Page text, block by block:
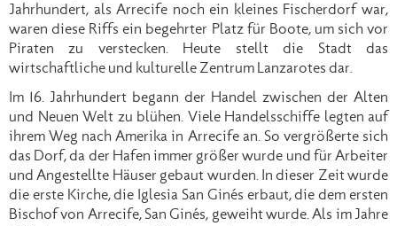
Jahrhundert, als Arrecife noch ein kleines Fischerdorf war,
waren diese Riffs ein begehrter Platz für Boote, um sich vor
Piraten zu verstecken. Heute stellt die Stadt das
wirtschaftliche und kulturelle Zentrum Lanzarotes dar.
Im 16. Jahrhundert begann der Handel zwischen der Alten
und Neuen Welt zu blühen. Viele Handelsschiffe legten auf
ihrem Weg nach Amerika in Arrecife an. So vergrößerte sich
das Dorf, da der Hafen immer größer wurde und für Arbeiter
und Angestellte Häuser gebaut wurden. In dieser Zeit wurde
die erste Kirche, die Iglesia San Ginés erbaut, die dem ersten
Bischof von Arrecife, San Ginés, geweiht wurde. Als im Jahre